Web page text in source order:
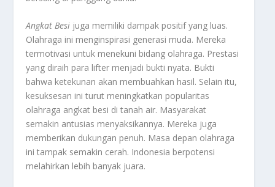
Angkat Besi juga memiliki dampak positif yang luas.
Olahraga ini menginspirasi generasi muda. Mereka
termotivasi untuk menekuni bidang olahraga. Prestasi
yang diraih para lifter menjadi bukti nyata. Bukti
bahwa ketekunan akan membuahkan hasil. Selain itu,
kesuksesan ini turut meningkatkan popularitas
olahraga angkat besi di tanah air. Masyarakat
semakin antusias menyaksikannya. Mereka juga
memberikan dukungan penuh. Masa depan olahraga
ini tampak semakin cerah. Indonesia berpotensi
melahirkan lebih banyak juara.